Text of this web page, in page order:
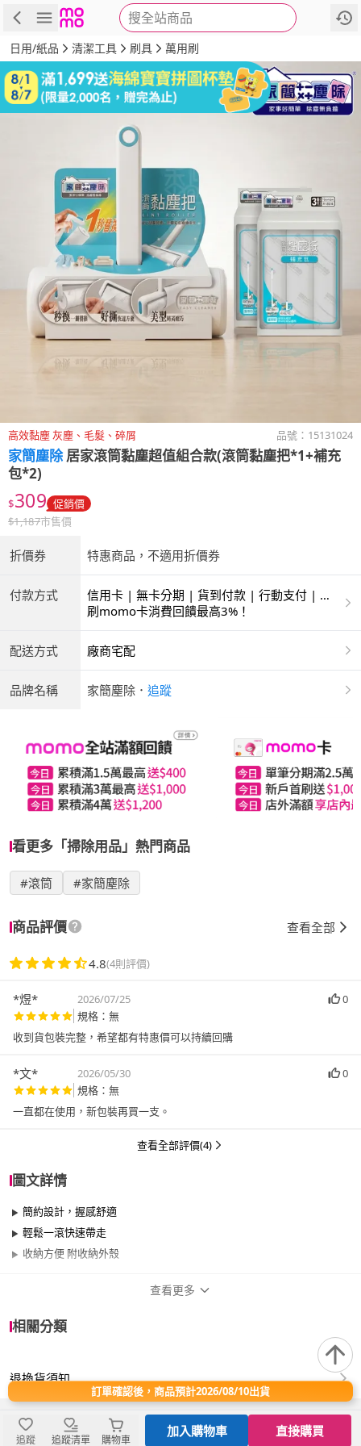
搜全站商品
商品 評價 詳情
日用/紙品 清潔工具 刷具 萬用刷
高效黏塵 灰塵、毛髮、碎屑 品號： 15131024
家簡塵除 居家滾筒黏塵超值組合款(滾筒黏塵把*1+補充
包*2)
$309 促銷價
$1,187市售價
折價券 特惠商品，不適用折價券
付款方式
信用卡 | 無卡分期 | 貨到付款 | 行動支付 | 超
商付款 | ATM | 銀聯卡
刷momo卡消費回饋最高3%！
配送方式 廠商宅配
品牌名稱 家簡塵除 ． 追蹤
看更多「掃除用品」熱門商品
#滾筒 #家簡塵除
商品評價 查看全部
4.8(4則評價)
*煜* 2026/07/25
0
規格：無
收到貨包裝完整，希望都有特惠價可以持續回購
*文* 2026/05/30
0
規格：無
一直都在使用，新包裝再買一支。
查看全部評價(4)
圖文詳情
簡約設計，握感舒適
輕鬆一滾快速帶走
收納方便 附收納外殼
適用於
臥室、客廳、浴室、廚房、門、門櫃、陽台、
餐廳、室內、室外、玄關
查看更多
相關分類
退換貨須知
訂單確認後，商品預計2026/08/10出貨
追蹤 追蹤清單 購物車
加入購物車 直接購買